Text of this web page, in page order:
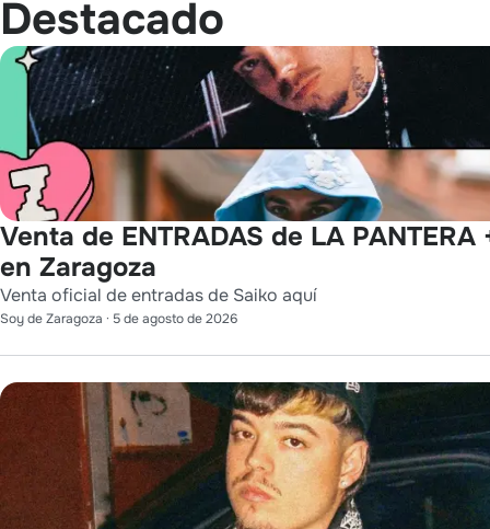
Destacado
Venta de ENTRADAS de LA PANTERA
en Zaragoza
Venta oficial de entradas de Saiko aquí
Soy de Zaragoza · 5 de agosto de 2026